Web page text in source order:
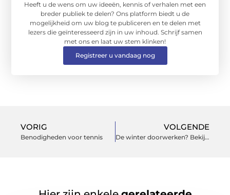
Heeft u de wens om uw ideeën, kennis of verhalen met een
breder publiek te delen? Ons platform biedt u de
mogelijkheid om uw blog te publiceren en te delen met
lezers die geïnteresseerd zijn in uw inhoud. Schrijf samen
met ons en laat uw stem klinken!
Registreer u vandaag nog
VORIG
Benodigheden voor tennis
VOLGENDE
De winter doorwerken? Bekijk snel !